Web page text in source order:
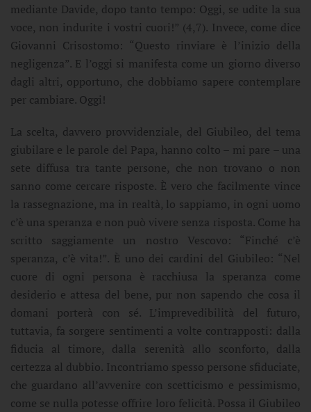
mediante Davide, dopo tanto tempo: Oggi, se udite la sua
voce, non indurite i vostri cuori!” (4,7). Invece, come dice
Giovanni Crisostomo: “Questo rinviare è l’inizio della
negligenza”. E l’oggi si manifesta come un giorno diverso
dagli altri, opportuno, che dobbiamo sapere contemplare
per cambiare. Oggi!
La scelta, davvero provvidenziale, del Giubileo, del tema
giubilare e le parole del Papa, hanno colto – mi pare – una
sete diffusa tra tante persone, che non trovano o non
sanno come cercare risposte. È vero che facilmente vince
la rassegnazione, ma in realtà, lo sappiamo, in ogni uomo
c’è una speranza e non può vivere senza risposta. Come ha
scritto saggiamente un nostro Vescovo: “Finché c’è
speranza, c’è vita!”. È uno dei cardini del Giubileo: “Nel
cuore di ogni persona è racchiusa la speranza come
desiderio e attesa del bene, pur non sapendo che cosa il
domani porterà con sé. L’imprevedibilità del futuro,
tuttavia, fa sorgere sentimenti a volte contrapposti: dalla
fiducia al timore, dalla serenità allo sconforto, dalla
certezza al dubbio. Incontriamo spesso persone sfiduciate,
che guardano all’avvenire con scetticismo e pessimismo,
come se nulla potesse offrire loro felicità. Possa il Giubileo